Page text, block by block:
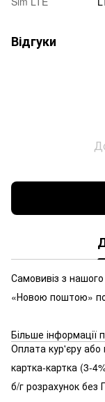
Відгуки
Самовивіз з
«Новою поштою» по
Більше інформації
Оплата кур'єру або
картка-картка (3-
б/г розрахунок